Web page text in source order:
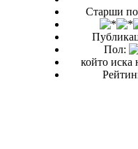
Старши
Пол:
който иска